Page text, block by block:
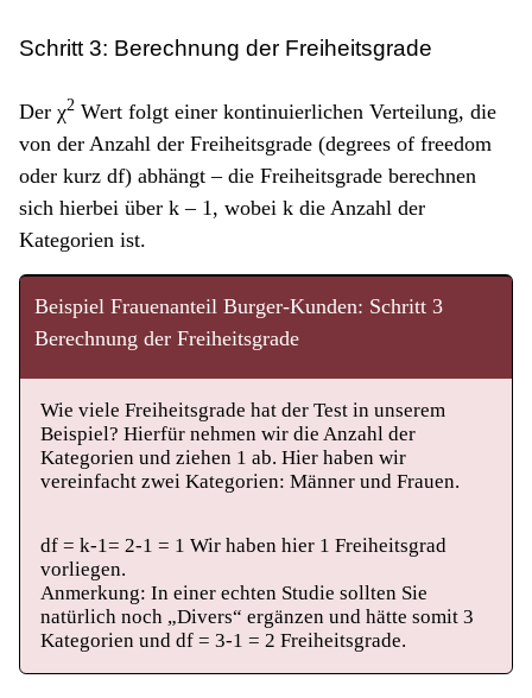
Schritt 3: Berechnung der Freiheitsgrade
Der χ2 Wert folgt einer kontinuierlichen Verteilung, die
von der Anzahl der Freiheitsgrade (degrees of freedom
oder kurz df) abhängt – die Freiheitsgrade berechnen
sich hierbei über k – 1, wobei k die Anzahl der
Kategorien ist.
Beispiel Frauenanteil Burger-Kunden: Schritt 3
Berechnung der Freiheitsgrade
Wie viele Freiheitsgrade hat der Test in unserem
Beispiel? Hierfür nehmen wir die Anzahl der
Kategorien und ziehen 1 ab. Hier haben wir
vereinfacht zwei Kategorien: Männer und Frauen.
df = k-1= 2-1 = 1 Wir haben hier 1 Freiheitsgrad
vorliegen.
Anmerkung: In einer echten Studie sollten Sie
natürlich noch „Divers“ ergänzen und hätte somit 3
Kategorien und df = 3-1 = 2 Freiheitsgrade.